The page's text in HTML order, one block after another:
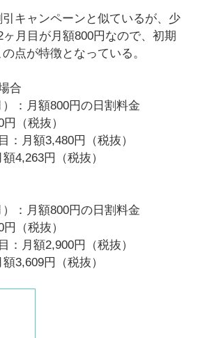
キャンペーンと似ているが、少
月目が月額800円なので、初期
点が特徴となっている。
合
）：月額800円の日割料金
（税抜）
：月額3,480円（税抜）
4,263円（税抜）
）：月額800円の日割料金
（税抜）
：月額2,900円（税抜）
3,609円（税抜）